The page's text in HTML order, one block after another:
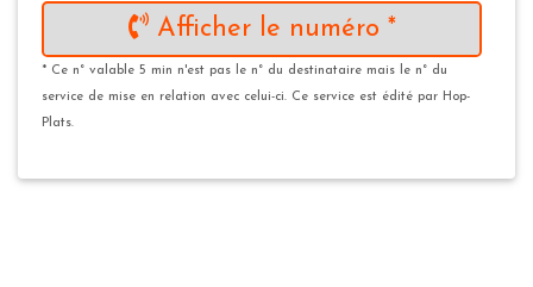
Afficher le numéro *
* Ce n° valable 5 min n'est pas le n° du destinataire mais le n° du
service de mise en relation avec celui-ci. Ce service est édité par Hop-
Plats.